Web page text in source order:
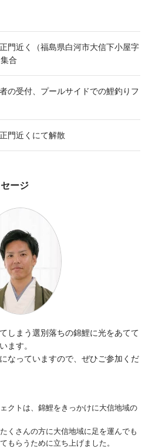
門近く（福島県白河市大信下小屋字
合
の受付、プールサイドでの鯉釣りフ
門近くにて解散
ージ
しまう選別落ちの錦鯉に光をあてて
ます。
なっていますので、ぜひご参加くだ
クトは、錦鯉をきっかけに大信地域の
くさんの方に大信地域に足を運んでも
もらうために立ち上げました。